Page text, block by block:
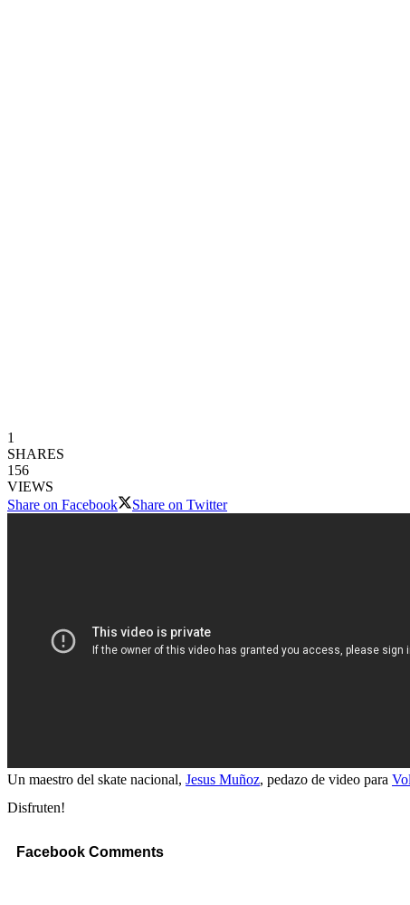
1
SHARES
156
VIEWS
Share on Facebook
Share on Twitter
Un maestro del skate nacional, Jesus Muñoz, pedazo de video para
Disfruten!
Facebook Comments